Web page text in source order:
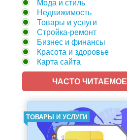
Недвижимость
Товары и услуги
Стройка-ремонт
Бизнес и финансы
Красота и здоровье
Карта сайта
ЧАСТО ЧИТАЕМОЕ
ТОВАРЫ И УСЛУГИ